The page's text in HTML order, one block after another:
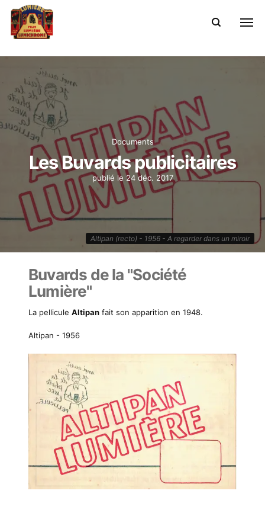
Documents
Les Buvards publicitaires
publié le 24 déc. 2017
Altipan (recto) - 1956 - A regarder dans un miroir
Buvards de la "Société
Lumière"
La pellicule Altipanfait son apparition en 1948.
Altipan - 1956